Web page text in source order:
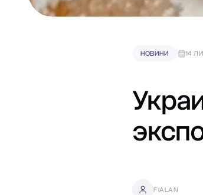
НОВИНИ 14
FIALAN